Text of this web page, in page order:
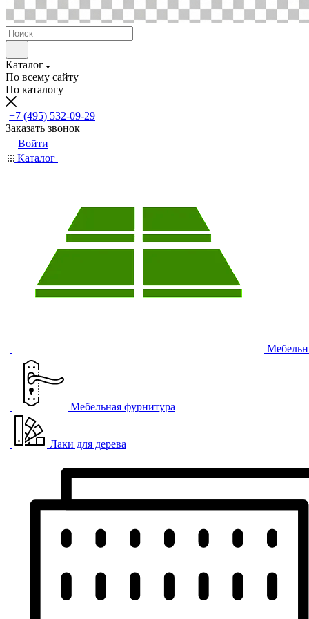
Каталог
По всему сайту
По каталогу
+7 (495) 532-09-29
Заказать звонок
Войти
Каталог
Мебельная фурнитура
Лаки для дерева